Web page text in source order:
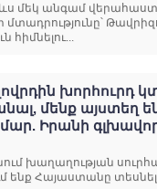
մեկ անգամ
մտադրությունը՝
հիմնելու...
խորհուրդ
մենք այստեղ
Իրանի
խաղաղության
ենք Հայաստանը